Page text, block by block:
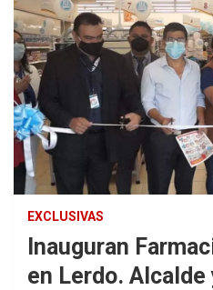
EXCLUSIVAS
Inauguran
en Lerdo.